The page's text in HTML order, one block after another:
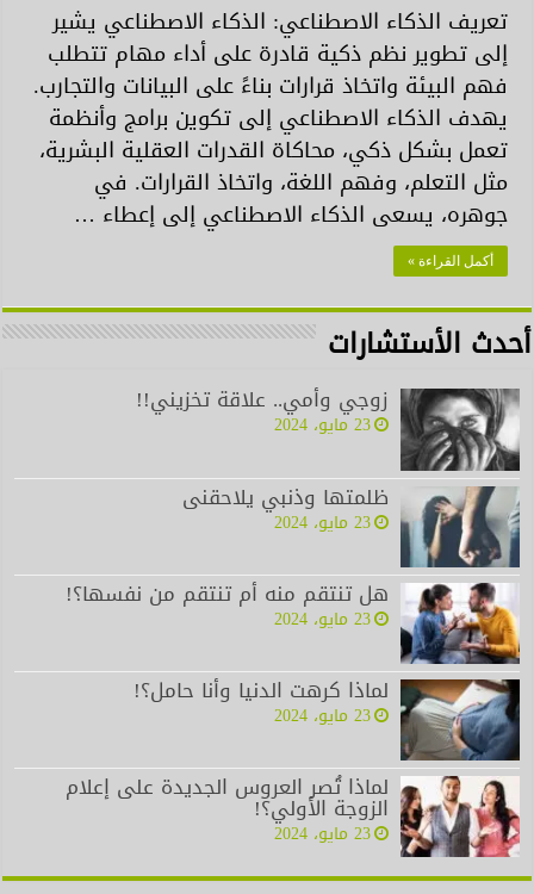
تعريف الذكاء الاصطناعي: الذكاء الاصطناعي يشير
إلى تطوير نظم ذكية قادرة على أداء مهام تتطلب
فهم البيئة واتخاذ قرارات بناءً على البيانات والتجارب.
يهدف الذكاء الاصطناعي إلى تكوين برامج وأنظمة
تعمل بشكل ذكي، محاكاة القدرات العقلية البشرية،
مثل التعلم، وفهم اللغة، واتخاذ القرارات. في
جوهره، يسعى الذكاء الاصطناعي إلى إعطاء …
أكمل القراءة »
أحدث الأستشارات
زوجي وأمي.. علاقة تخزيني!!
23 مايو، 2024
ظلمتها وذنبي يلاحقنى
23 مايو، 2024
هل تنتقم منه أم تنتقم من نفسها؟!
23 مايو، 2024
لماذا كرهت الدنيا وأنا حامل؟!
23 مايو، 2024
لماذا تُصر العروس الجديدة على إعلام
الزوجة الأولي؟!
23 مايو، 2024